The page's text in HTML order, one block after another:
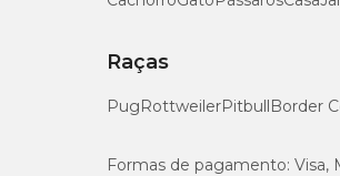
Raças
PugRottweilerPitbullBorder
Formas de pagamento: Visa,